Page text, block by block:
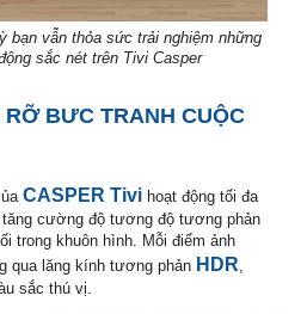
bạn vẫn thỏa sức trải nghiệm những
sắc nét trên Tivi Casper
BƯC TRANH CUỘC
CASPER Tivi hoạt động tối đa
cường độ tương độ tương phản
trong khuôn hình. Mỗi điểm ảnh
qua lăng kính tương phản HDR,
sắc thú vị.